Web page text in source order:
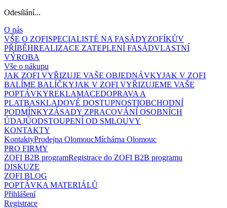
Odesílání...
O nás
VŠE O ZOFISPECIALISTÉ NA FASÁDYZOFÍKŮV
PŘÍBĚHREALIZACE ZATEPLENÍ FASÁDVLASTNÍ
VÝROBA
Vše o nákupu
JAK ZOFI VYŘIZUJE VAŠE OBJEDNÁVKYJAK V ZOFI
BALÍME BALÍČKYJAK V ZOFI VYŘIZUJEME VAŠE
POPTÁVKYREKLAMACEDOPRAVA A
PLATBASKLADOVÉ DOSTUPNOSTIOBCHODNÍ
PODMÍNKYZÁSADY ZPRACOVÁNÍ OSOBNÍCH
ÚDAJŮODSTOUPENÍ OD SMLOUVY
KONTAKTY
KontaktyProdejna OlomoucMíchárna Olomouc
PRO FIRMY
ZOFI B2B programRegistrace do ZOFI B2B programu
DISKUZE
ZOFI BLOG
POPTÁVKA MATERIÁLŮ
Přihlášení
Registrace